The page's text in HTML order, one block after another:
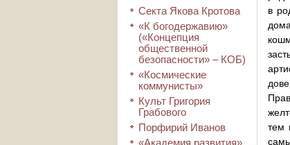
Секта Якова Кротова
«К богодержавию»
(«Концепция
общественной
безопасности» – КОБ)
«Космические
коммунисты»
Культ Григория
Грабового
Порфирий Иванов
«Академия развития»
в
тем